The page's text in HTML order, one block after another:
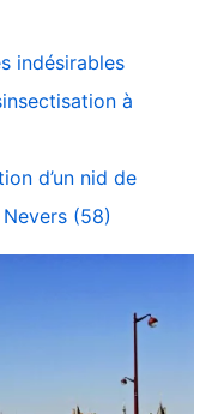
indésirables
à
d’un nid de
(58)